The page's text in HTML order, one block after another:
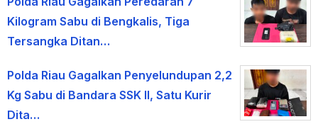
Kilogram Sabu di Bengkalis, Tiga
Tersangka Ditan…
Polda Riau Gagalkan Penyelundupan 2,2
Kg Sabu di Bandara SSK II, Satu Kurir
Dita…